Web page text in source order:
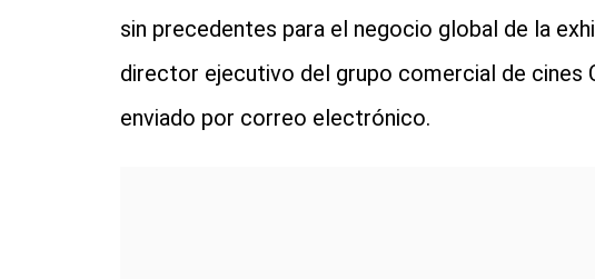
sin precedentes para el negocio global de la
director ejecutivo del grupo comercial de cines
enviado por correo electrónico.